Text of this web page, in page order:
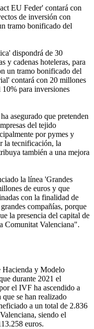
EU Feder' contará con
de inversión con
tramo bonificado del
dispondrá de 30
y cadenas hoteleras, para
un tramo bonificado del
contará con 20 millones
10% para inversiones
asegurado que pretenden
del tejido
por pymes y
la tecnificación, la
también a una mejora
la línea 'Grandes
de euros y que
con la finalidad de
compañías, porque
la presencia del capital de
Comunitat Valenciana".
Hacienda y Modelo
durante 2021 el
el IVF ha ascendido a
se han realizado
a un total de 2.836
siendo el
euros.